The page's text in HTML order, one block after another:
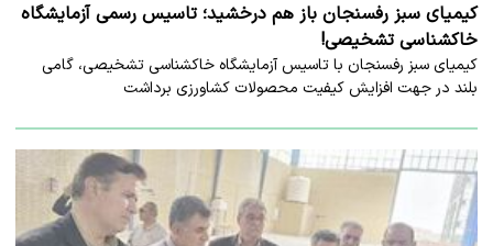
کیمیای سبز رفسنجان باز هم درخشید؛ تاسیس رسمی آزمایشگاه
خاکشناسی تشخیصی!
کیمیای سبز رفسنجان با تاسیس آزمایشگاه خاکشناسی تشخیصی، گامی
بلند در جهت افزایش کیفیت محصولات کشاورزی برداشت